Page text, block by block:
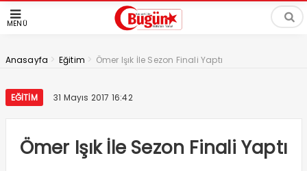
MENÜ
Anasayfa > Eğitim > Ömer Işık İle Sezon Finali Yaptı
EĞITIM 31 Mayıs 2017 16:42
Ömer Işık İle Sezon Finali Yaptı